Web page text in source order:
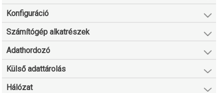
Konfiguráció
Számítógép alkatrészek
Adathordozó
Külső adattárolás
Hálózat